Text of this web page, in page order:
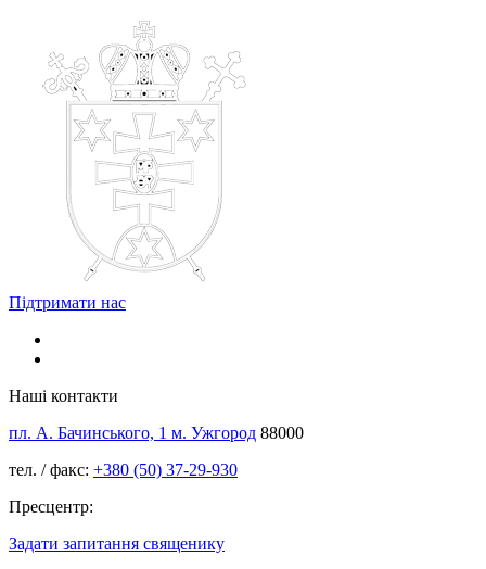
Підтримати нас
Наші контакти
пл. А. Бачинського, 1 м. Ужгород 88000
тел. / факс: +380 (50) 37-29-930
Пресцентр:
Задати запитання священику